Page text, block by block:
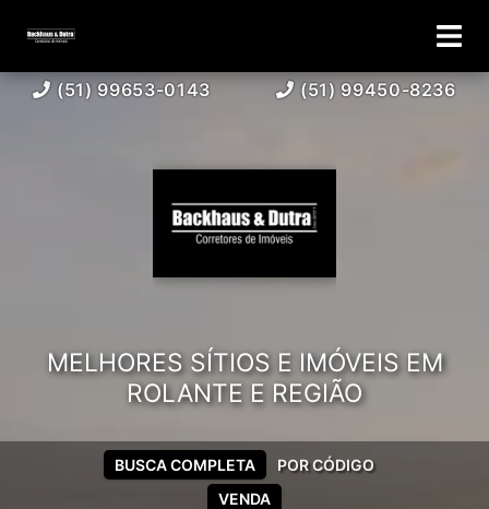
(51) 99653-0143 (51) 99450-8236
MELHORES SÍTIOS E IMÓVEIS EM
ROLANTE E REGIÃO
VENDA
BUSCA COMPLETA POR CÓDIGO